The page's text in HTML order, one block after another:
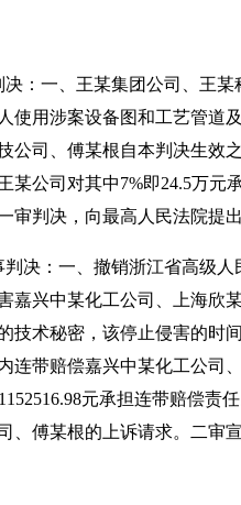
一、王某集团公司、王
用涉案设备图和工艺管道
司、傅某根自本判决生效
公司对其中7%即24.5万
判决，向最高人民法院提出
：一、撤销浙江省高级人
兴中某化工公司、上海欣
术秘密，该停止侵害的时
带赔偿嘉兴中某化工公司
元承担连带赔偿责
傅某根的上诉请求。二审